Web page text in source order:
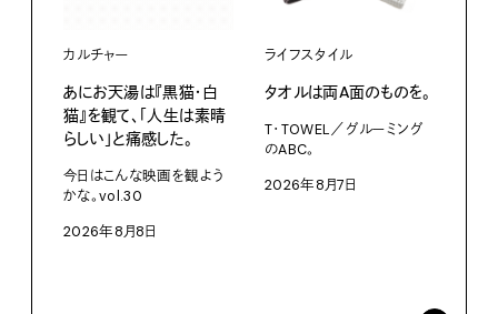
カルチャー
あにお天湯は『黒猫・白
猫』を観て、「人生は素晴
らしい」と痛感した。
今日はこんな映画を観よう
かな。vol.30
2026年8月8日
ライフスタイル
タオルは両A面のものを。
T・TOWEL／グルーミング
のABC。
2026年8月7日